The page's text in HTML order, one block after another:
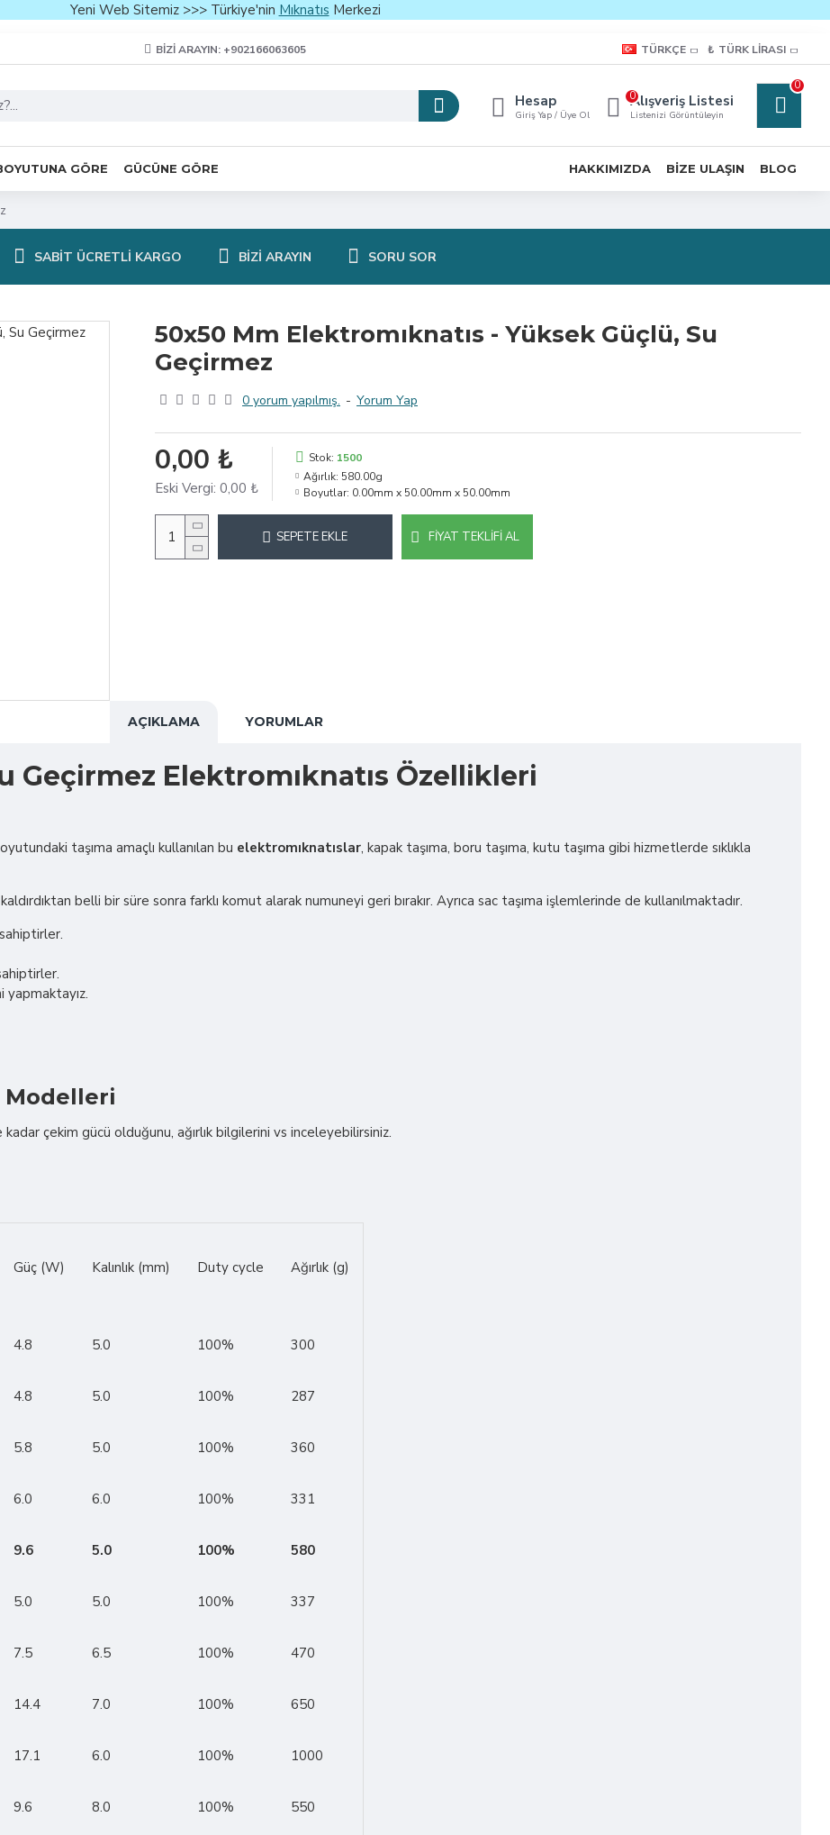
Yeni Web Sitemiz >>> Türkiye'nin Mıknatıs Merkezi
BIZI ARAYIN: +902166063605 TÜRKÇE ₺ TÜRK LIRASI
Hesap
Giriş Yap / Üye Ol
Alışveriş Listesi
Listenizi Görüntüleyin
0
0
GÖRE GÜCÜNE GÖRE HAKKIMIZDA BIZE ULAŞIN BLOG
SABIT ÜCRETLI KARGO BIZI ARAYIN SORU SOR
50x50 Mm Elektromıknatıs - Yüksek Güçlü, Su
Geçirmez
0 yorum yapılmış. - Yorum Yap
0,00 ₺
Eski Vergi: 0,00 ₺
Stok: 1500
Ağırlık: 580.00g
Boyutlar: 0.00mm x 50.00mm x 50.00mm
SEPETE EKLE FIYAT TEKLIFI AL
AÇIKLAMA YORUMLAR
Geçirmez Elektromıknatıs Özellikleri
taşıma amaçlı kullanılan bu elektromıknatıslar, kapak taşıma, boru taşıma, kutu taşıma gibi hizmetlerde sıklıkla
belli bir süre sonra farklı komut alarak numuneyi geri bırakır. Ayrıca sac taşıma işlemlerinde de kullanılmaktadır.
Modelleri
çekim gücü olduğunu, ağırlık bilgilerini vs inceleyebilirsiniz.
Güç (W) Kalınlık (mm) Duty cycle
Ağırlık (g)
4.8 5.0 100% 300
4.8 5.0 100% 287
5.8 5.0 100% 360
6.0 6.0 100% 331
9.6 5.0 100% 580
5.0 5.0 100% 337
7.5 6.5 100% 470
14.4 7.0 100% 650
17.1 6.0 100% 1000
9.6 8.0 100% 550